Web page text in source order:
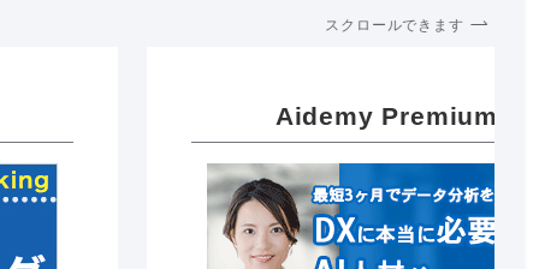
スクロールできます
Aidemy Premium